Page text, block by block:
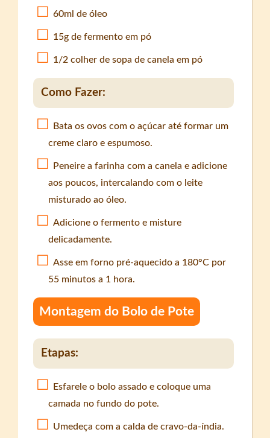
60ml de óleo
15g de fermento em pó
1/2 colher de sopa de canela em pó
Como Fazer:
Bata os ovos com o açúcar até formar um
creme claro e espumoso.
Peneire a farinha com a canela e adicione
aos poucos, intercalando com o leite
misturado ao óleo.
Adicione o fermento e misture
delicadamente.
Asse em forno pré-aquecido a 180°C por
55 minutos a 1 hora.
Montagem do Bolo de Pote
Etapas:
Esfarele o bolo assado e coloque uma
camada no fundo do pote.
Umedeça com a calda de cravo-da-índia.